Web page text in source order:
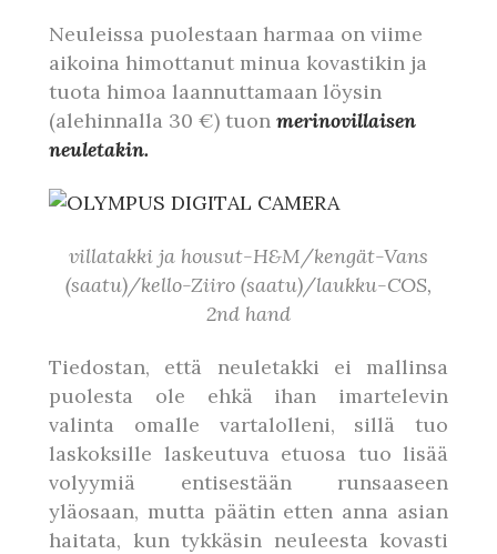
Neuleissa puolestaan harmaa on viime
aikoina himottanut minua kovastikin ja
tuota himoa laannuttamaan löysin
(alehinnalla 30 €) tuon merinovillaisen
neuletakin.
villatakki ja housut-H&M/kengät-Vans
(saatu)/kello-Ziiro (saatu)/laukku-COS,
2nd hand
Tiedostan, että neuletakki ei mallinsa
puolesta ole ehkä ihan imartelevin
valinta omalle vartalolleni, sillä tuo
laskoksille laskeutuva etuosa tuo lisää
volyymiä entisestään runsaaseen
yläosaan, mutta päätin etten anna asian
haitata, kun tykkäsin neuleesta kovasti